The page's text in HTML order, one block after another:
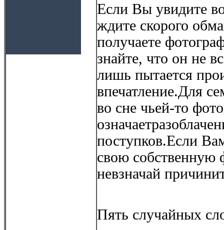
Если Вы увидите
ждите скорого
получаете
знайте, что он не
лишь пытается
впечатление.Для
во сне чьей-то
поступков.Если
свою собственную
невзначай
Пять случайных